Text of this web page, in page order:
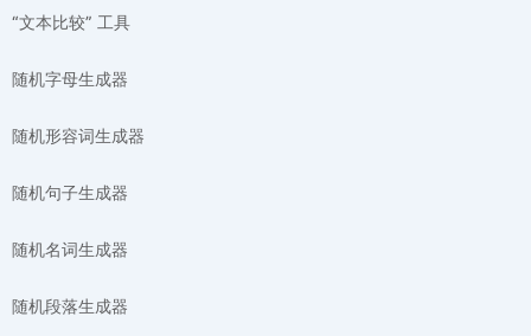
“文本比较” 工具
随机字母生成器
随机形容词生成器
随机句子生成器
随机名词生成器
随机段落生成器